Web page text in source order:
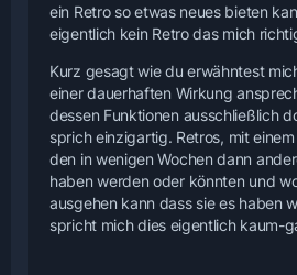
ein Retro so etwas neues bieten
eigentlich kein Retro das mich
Kurz gesagt wie du erwähntest
einer dauerhaften Wirkung
dessen Funktionen ausschließlich
sprich einzigartig. Retros, mit
den in wenigen Wochen dann
haben werden oder könnten und
ausgehen kann dass sie es haben
spricht mich dies eigentlich kaum-